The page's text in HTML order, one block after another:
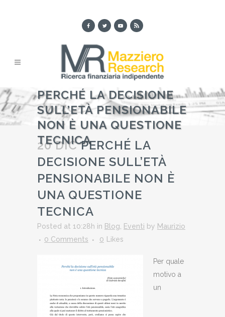
PERCHÉ LA DECISIONE
SULL’ETÀ PENSIONABILE
NON È UNA QUESTIONE
TECNICA
20 DICPERCHÉ LA
DECISIONE SULL’ETÀ
PENSIONABILE NON È
UNA QUESTIONE
TECNICA
Posted at 10:28h in Blog, Eventi by Maurizio
0 Comments
0 Likes
Per quale
motivo a
un